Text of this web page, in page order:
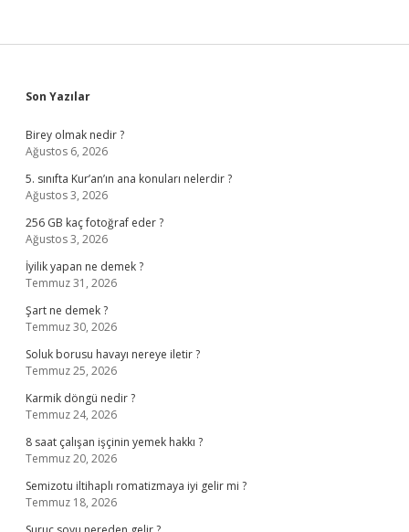
Sidebar
Son Yazılar
Birey olmak nedir ?
Ağustos 6, 2026
5. sınıfta Kur’an’ın ana konuları nelerdir ?
Ağustos 3, 2026
256 GB kaç fotoğraf eder ?
Ağustos 3, 2026
İyilik yapan ne demek ?
Temmuz 31, 2026
Şart ne demek ?
Temmuz 30, 2026
Soluk borusu havayı nereye iletir ?
Temmuz 25, 2026
Karmik döngü nedir ?
Temmuz 24, 2026
8 saat çalışan işçinin yemek hakkı ?
Temmuz 20, 2026
Semizotu iltihaplı romatizmaya iyi gelir mi ?
Temmuz 18, 2026